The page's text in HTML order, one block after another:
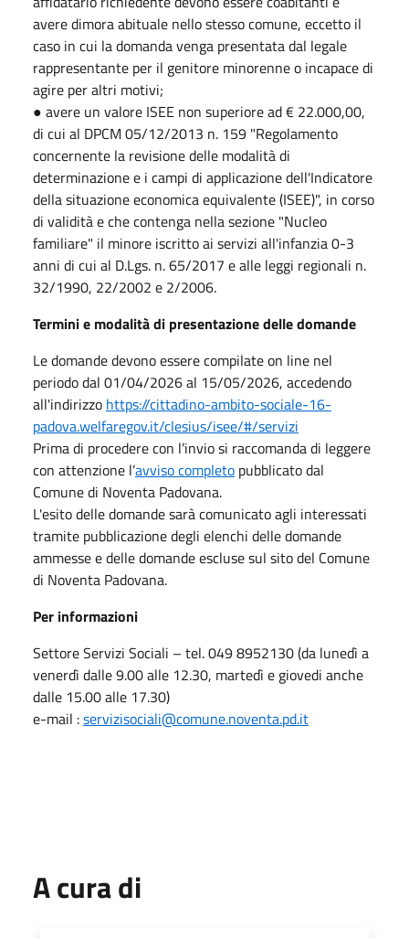
avere dimora abituale nello stesso comune, eccetto il
caso in cui la domanda venga presentata dal legale
rappresentante per il genitore minorenne o incapace di
agire per altri motivi;
● avere un valore ISEE non superiore ad € 22.000,00,
di cui al DPCM 05/12/2013 n. 159 "Regolamento
concernente la revisione delle modalità di
determinazione e i campi di applicazione dell'Indicatore
della situazione economica equivalente (ISEE)", in corso
di validità e che contenga nella sezione "Nucleo
familiare" il minore iscritto ai servizi all'infanzia 0-3
anni di cui al D.Lgs. n. 65/2017 e alle leggi regionali n.
32/1990, 22/2002 e 2/2006.
Termini e modalità di presentazione delle domande
Le domande devono essere compilate on line nel
periodo dal 01/04/2026 al 15/05/2026, accedendo
all'indirizzo https://cittadino-ambito-sociale-16-
padova.welfaregov.it/clesius/isee/#/servizi
Prima di procedere con l’invio si raccomanda di leggere
con attenzione l’avviso completo pubblicato dal
Comune di Noventa Padovana.
L'esito delle domande sarà comunicato agli interessati
tramite pubblicazione degli elenchi delle domande
ammesse e delle domande escluse sul sito del Comune
di Noventa Padovana.
Per informazioni
Settore Servizi Sociali – tel. 049 8952130 (da lunedì a
venerdì dalle 9.00 alle 12.30, martedì e giovedi anche
dalle 15.00 alle 17.30)
e-mail :servizisociali@comune.noventa.pd.it
A cura di